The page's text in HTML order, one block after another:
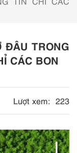
TRONG
CÁC BON
Lượt xem: 223